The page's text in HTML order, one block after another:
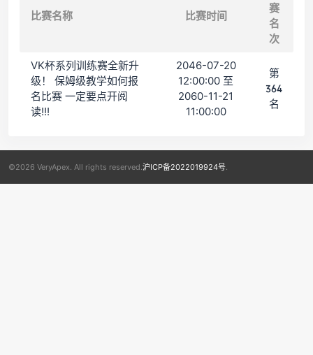
比赛名称 比赛时间
赛
名
次
VK杯系列训练赛全新升
级！ 保姆级教学如何报
名比赛 一定要点开阅
读!!!
2046-07-20
12:00:00 至
2060-11-21
11:00:00
第
364
名
©2026 VeryApex. All rights reserved. 沪ICP备2022019924号